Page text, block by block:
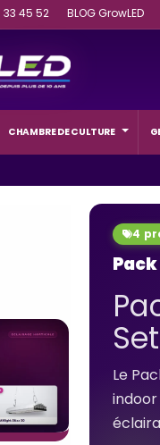
33 45 52 BLOG GrowLED
CHAMBRE DE CULTURE
4
Le